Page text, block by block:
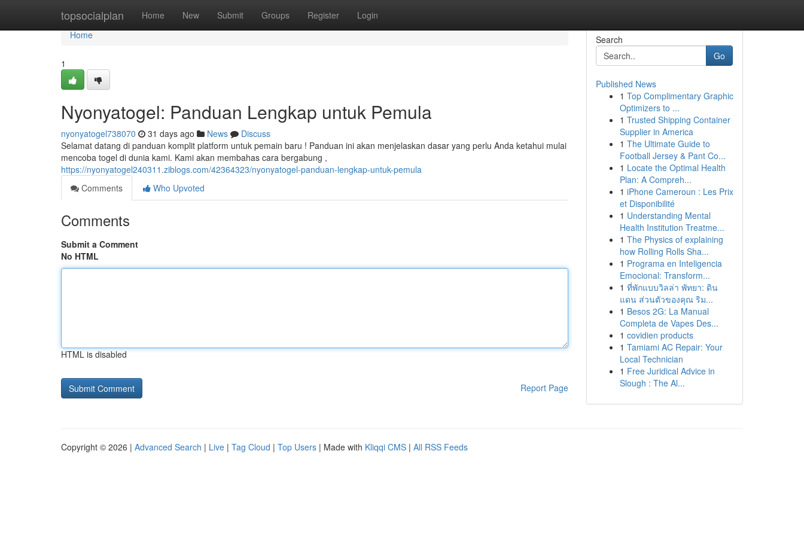
topsocialplan Home New Submit Groups Register Login
Home
Home
1
Nyonyatogel: Panduan Lengkap untuk Pemula
nyonyatogel738070 31 days ago News
Discuss
Selamat datang di panduan komplit platform untuk pemain baru ! Panduan ini akan menjelaskan dasar yang perlu Anda ketahui mulai
mencoba togel di dunia kami. Kami akan membahas cara bergabung ,
https://nyonyatogel240311.ziblogs.com/42364323/nyonyatogel-panduan-lengkap-untuk-pemula
Comments
Who Upvoted
Comments
Submit a Comment
No HTML
HTML is disabled
Report Page
Search
Go
Published News
1 Top Complimentary Graphic
Optimizers to ...
1 Trusted Shipping Container
Supplier in America
1 The Ultimate Guide to
Football Jersey & Pant Co...
1 Locate the Optimal Health
Plan: A Compreh...
1 iPhone Cameroun : Les Prix
et Disponibilité
1 Understanding Mental
Health Institution Treatme...
1 The Physics of explaining
how Rolling Rolls Sha...
1 Programa en Inteligencia
Emocional: Transform...
1 ที่พักแบบวิลล่า พัทยา: ดิน
แดน ส่วนตัวของคุณ ริม...
1 Besos 2G: La Manual
Completa de Vapes Des...
1 covidien products
1 Tamiami AC Repair: Your
Local Technician
1 Free Juridical Advice in
Slough : The Al...
Copyright © 2026 | Advanced Search | Live | Tag Cloud | Top Users | Made with Kliqqi CMS | All RSS Feeds